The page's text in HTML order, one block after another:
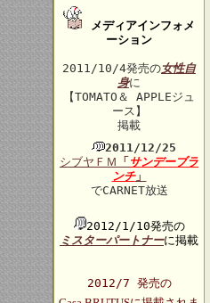
メディアインフォメ
ーション
2011/10/4発売の女性自
身に
【TOMATO＆ APPLEジュ
ース】
掲載
2011/12/25
シブヤＦＭ 「 サンデーブラ
ンチ」
でCARNET放送
2012/1/10発売の
ミスターパートナーに掲載
2012/7 発売の